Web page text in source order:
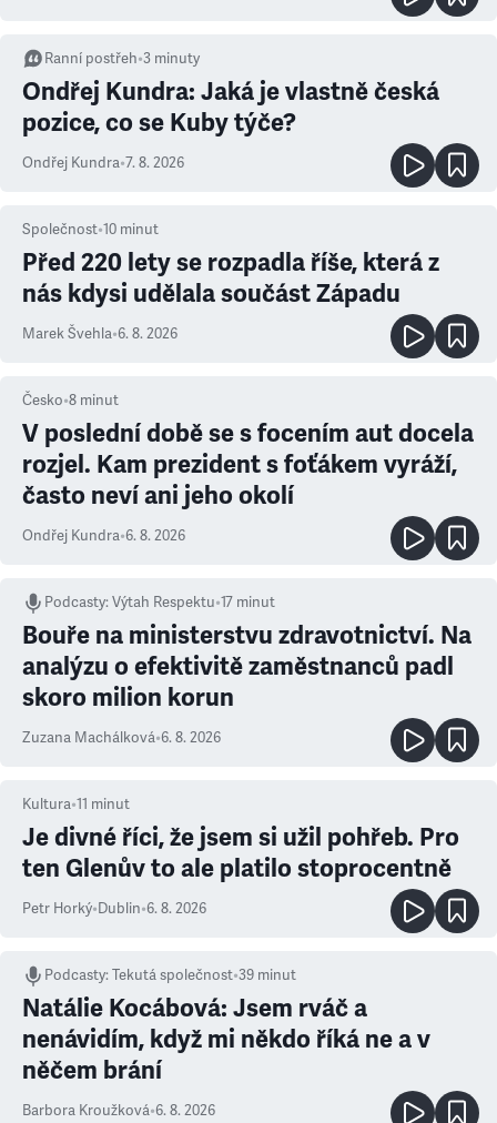
Ranní postřeh•3 minuty
Ondřej Kundra: Jaká je vlastně česká
pozice, co se Kuby týče?
Ondřej Kundra•7. 8. 2026
Společnost•10 minut
Před 220 lety se rozpadla říše, která z
nás kdysi udělala součást Západu
Marek Švehla•6. 8. 2026
Česko•8 minut
V poslední době se s focením aut docela
rozjel. Kam prezident s foťákem vyráží,
často neví ani jeho okolí
Ondřej Kundra•6. 8. 2026
Podcasty:Výtah Respektu•17 minut
Bouře na ministerstvu zdravotnictví. Na
analýzu o efektivitě zaměstnanců padl
skoro milion korun
Zuzana Machálková•6. 8. 2026
Kultura•11 minut
Je divné říci, že jsem si užil pohřeb. Pro
ten Glenův to ale platilo stoprocentně
Petr Horký•Dublin•6. 8. 2026
Podcasty:Tekutá společnost•39 minut
Natálie Kocábová: Jsem rváč a
nenávidím, když mi někdo říká ne a v
něčem brání
Barbora Kroužková•6. 8. 2026